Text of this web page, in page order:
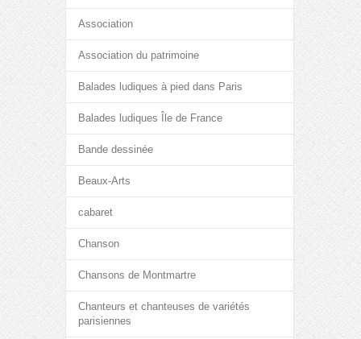
Association
Association du patrimoine
Balades ludiques à pied dans Paris
Balades ludiques Île de France
Bande dessinée
Beaux-Arts
cabaret
Chanson
Chansons de Montmartre
Chanteurs et chanteuses de variétés
parisiennes